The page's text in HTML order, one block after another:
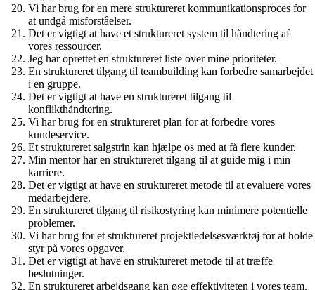
Vi har brug for en mere struktureret kommunikationsproces for
at undgå misforståelser.
Det er vigtigt at have et struktureret system til håndtering af
vores ressourcer.
Jeg har oprettet en struktureret liste over mine prioriteter.
En struktureret tilgang til teambuilding kan forbedre samarbejdet
i en gruppe.
Det er vigtigt at have en struktureret tilgang til
konflikthåndtering.
Vi har brug for en struktureret plan for at forbedre vores
kundeservice.
Et struktureret salgstrin kan hjælpe os med at få flere kunder.
Min mentor har en struktureret tilgang til at guide mig i min
karriere.
Det er vigtigt at have en struktureret metode til at evaluere vores
medarbejdere.
En struktureret tilgang til risikostyring kan minimere potentielle
problemer.
Vi har brug for et struktureret projektledelsesværktøj for at holde
styr på vores opgaver.
Det er vigtigt at have en struktureret metode til at træffe
beslutninger.
En struktureret arbejdsgang kan øge effektiviteten i vores team.